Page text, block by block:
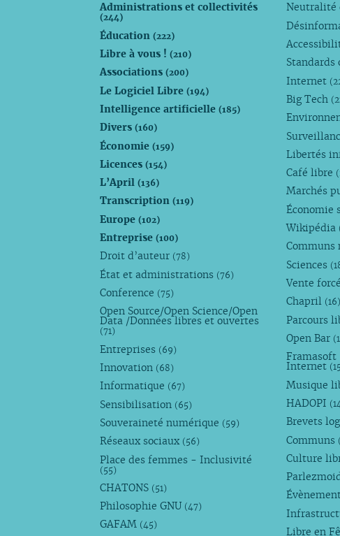
Administrations et collectivités
(244)
Éducation(222)
Libre à vous !(210)
Associations(200)
Le Logiciel Libre(194)
Intelligence artificielle(185)
Divers(160)
Économie(159)
Licences(154)
L’April(136)
Transcription(119)
Europe(102)
Entreprise(100)
Droit d’auteur (78)
État et administrations (76)
Conference (75)
Open Source/Open Science/Open
Data /Données libres et ouvertes
(71)
Entreprises (69)
Innovation (68)
Informatique (67)
Sensibilisation (65)
Souveraineté numérique (59)
Réseaux sociaux (56)
Place des femmes - Inclusivité
(55)
CHATONS (51)
Philosophie GNU (47)
GAFAM (45)
Neutralité
Standards
Internet
Big Tech
Libertés
Café libre
Marchés
Économie
Wikipédia
Communs
Sciences
Vente
Chapril (16)
Parcours
Open Bar
Framasoft
Internet
Musique
HADOPI
Brevets
Communs
Culture
Libre en